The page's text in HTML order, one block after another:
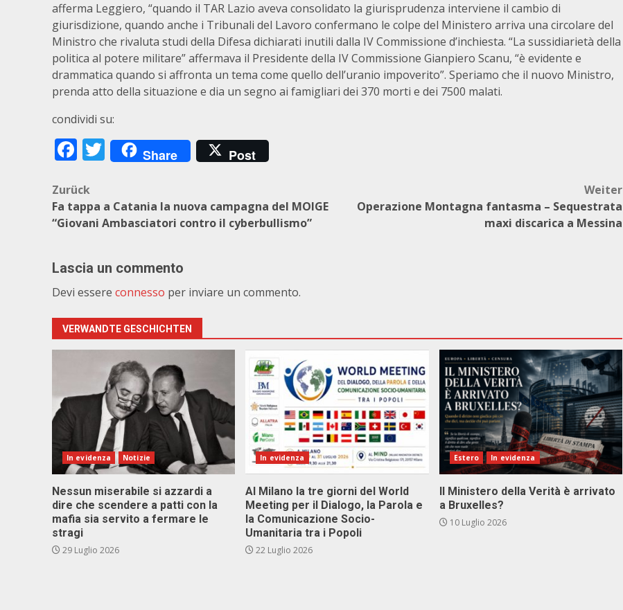
afferma Leggiero, “quando il TAR Lazio aveva consolidato la giurisprudenza interviene il cambio di
giurisdizione, quando anche i Tribunali del Lavoro confermano le colpe del Ministero arriva una circolare del
Ministro che rivaluta studi della Difesa dichiarati inutili dalla IV Commissione d’inchiesta. “La sussidiarietà della
politica al potere militare” affermava il Presidente della IV Commissione Gianpiero Scanu, “è evidente e
drammatica quando si affronta un tema come quello dell’uranio impoverito”. Speriamo che il nuovo Ministro,
prenda atto della situazione e dia un segno ai famigliari dei 370 morti e dei 7500 malati.
condividi su:
Facebook
Twitter
Share Post
Beitragsnavigation
Zurück
Fa tappa a Catania la nuova campagna del MOIGE
“Giovani Ambasciatori contro il cyberbullismo”
Weiter
Operazione Montagna fantasma – Sequestrata
maxi discarica a Messina
Lascia un commento
Devi essere connesso per inviare un commento.
VERWANDTE GESCHICHTEN
In evidenza Notizie
Nessun miserabile si azzardi a
dire che scendere a patti con la
mafia sia servito a fermare le
stragi
29 Luglio 2026
In evidenza
Al Milano la tre giorni del World
Meeting per il Dialogo, la Parola e
la Comunicazione Socio-
Umanitaria tra i Popoli
22 Luglio 2026
Estero In evidenza
Il Ministero della Verità è arrivato
a Bruxelles?
10 Luglio 2026